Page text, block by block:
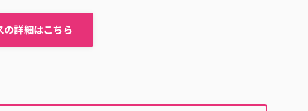
の詳細はこちら